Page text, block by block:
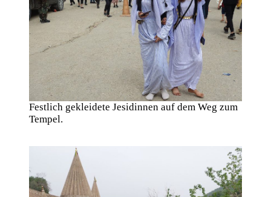
Festlich gekleidete Jesidinnen auf dem Weg zum
Tempel.